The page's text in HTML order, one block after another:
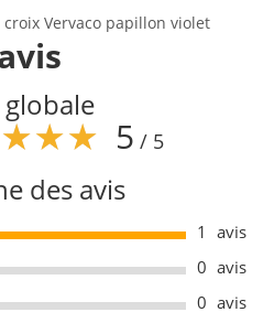
Vervaco papillon violet
5 / 5
des avis
1 avis
0 avis
0 avis